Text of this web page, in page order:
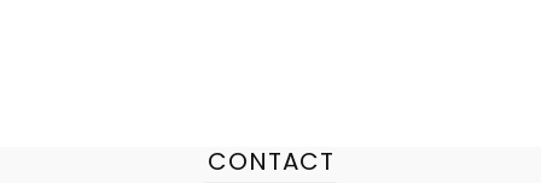
CONTACT